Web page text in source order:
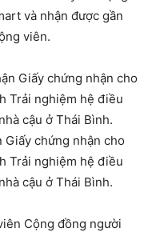
và nhận được gần
viên.
Giấy chứng nhận cho
Trải nghiệm hệ điều
cậu ở Thái Bình.
Cộng đồng người